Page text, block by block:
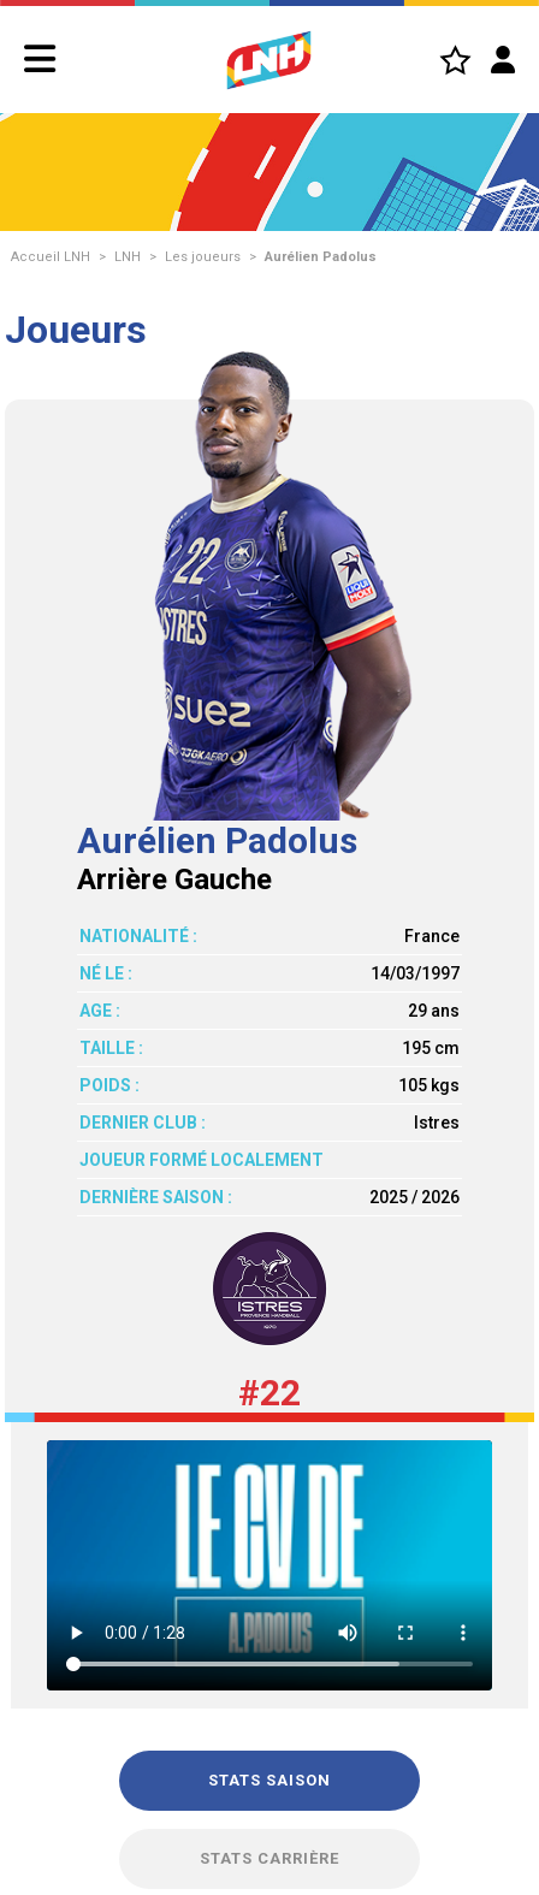
Accueil LNH > LNH > Les joueurs > Aurélien Padolus
Joueurs
Aurélien Padolus
Arrière Gauche
NATIONALITÉ :
France
NÉ LE :
14/03/1997
AGE :
29 ans
TAILLE :
195 cm
POIDS :
105 kgs
DERNIER CLUB :
Istres
JOUEUR FORMÉ LOCALEMENT
DERNIÈRE SAISON :
2025 / 2026
#22
STATS SAISON
STATS CARRIÈRE